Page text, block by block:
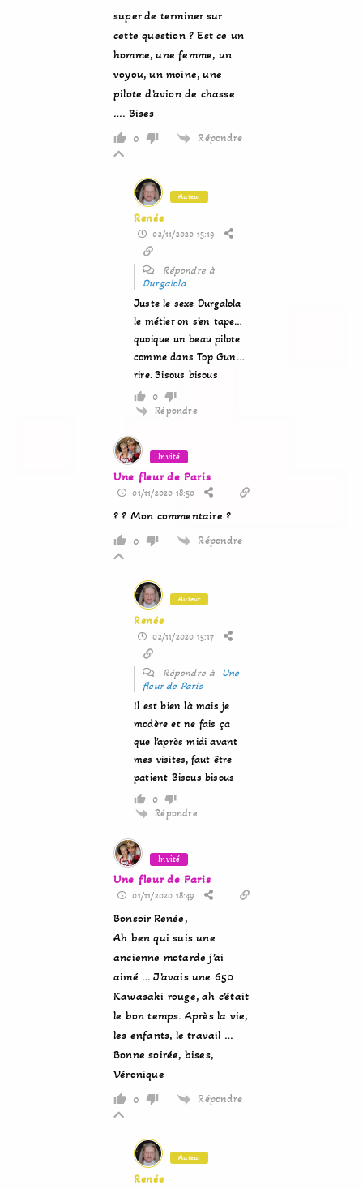
super de terminer sur
cette question ? Est ce un
homme, une femme, un
voyou, un moine, une
pilote d’avion de chasse
…. Bises
0 Répondre
Auteur
Renée
02/11/2020 15:19
Répondre à
Durgalola
Juste le sexe Durgalola
le métier on s’en tape…
quoique un beau pilote
comme dans Top Gun…
rire. Bisous bisous
0
Répondre
Invité
Une fleur de Paris
01/11/2020 18:50
? ? Mon commentaire ?
0 Répondre
Auteur
Renée
02/11/2020 15:17
Répondre à Une
fleur de Paris
Il est bien là mais je
modère et ne fais ça
que l’après midi avant
mes visites, faut être
patient Bisous bisous
0
Répondre
Invité
Une fleur de Paris
01/11/2020 18:49
Bonsoir Renée,
Ah ben qui suis une
ancienne motarde j’ai
aimé … J’avais une 650
Kawasaki rouge, ah c’était
le bon temps. Après la vie,
les enfants, le travail …
Bonne soirée, bises,
Véronique
0 Répondre
Auteur
Renée